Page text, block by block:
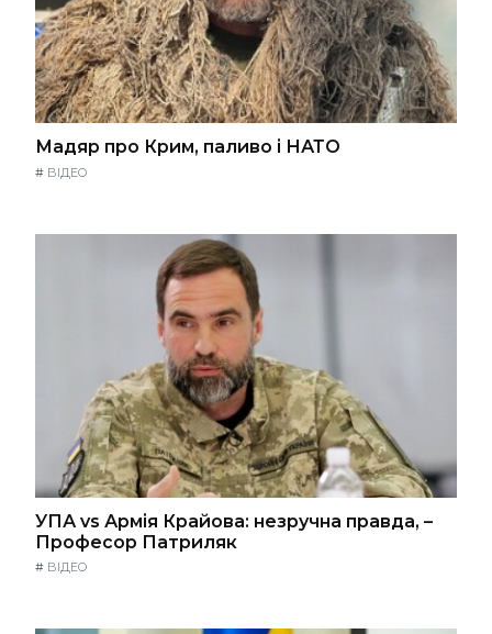
Мадяр про Крим, паливо і НАТО
# ВІДЕО
УПА vs Армія Крайова: незручна правда, –
Професор Патриляк
# ВІДЕО